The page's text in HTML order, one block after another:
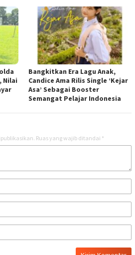
Nilai
Bangkitkan Era Lagu Anak,
Candice Ama Rilis Single ‘Kejar
Asa’ Sebagai Booster
Semangat Pelajar Indonesia
Ruas yang wajib ditandai *